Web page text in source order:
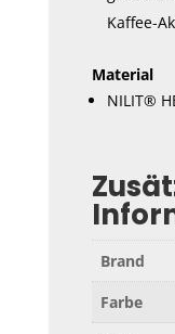
Kaffee-
Material
NILIT®
Brand
Farbe